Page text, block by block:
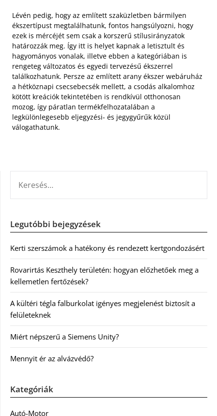
Lévén pedig, hogy az említett szaküzletben bármilyen
ékszertípust megtalálhatunk, fontos hangsúlyozni, hogy
ezek is mércéjét sem csak a korszerű stílusirányzatok
határozzák meg. Így itt is helyet kapnak a letisztult és
hagyományos vonalak, illetve ebben a kategóriában is
rengeteg változatos és egyedi tervezésű ékszerrel
találkozhatunk. Persze az említett arany ékszer webáruház
a hétköznapi csecsebecsék mellett, a csodás alkalomhoz
kötött kreációk tekintetében is rendkívül otthonosan
mozog, így páratlan termékfelhozatalában a
legkülönlegesebb eljegyzési- és jegygyűrűk közül
válogathatunk.
Legutóbbi bejegyzések
Kerti szerszámok a hatékony és rendezett kertgondozásért
Rovarirtás Keszthely területén: hogyan előzhetőek meg a
kellemetlen fertőzések?
A kültéri tégla falburkolat igényes megjelenést biztosít a
felületeknek
Miért népszerű a Siemens Unity?
Mennyit ér az alvázvédő?
Kategóriák
Autó-Motor